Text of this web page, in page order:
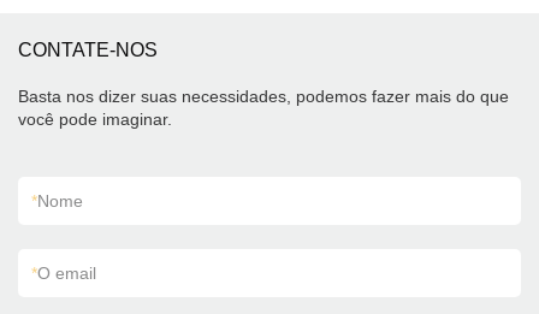
CONTATE-NOS
Basta nos dizer suas necessidades, podemos fazer mais do que
você pode imaginar.
*Nome
*O email